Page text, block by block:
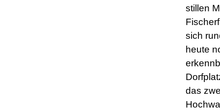
stillen
sich
heute
das